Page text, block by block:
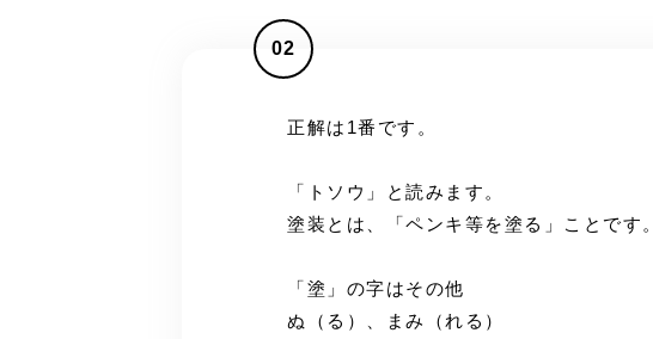
02
正解は1番です。
「トソウ」と読みます。
塗装とは、「ペンキ等を塗る」ことです。
「塗」の字はその他
ぬ（る）、まみ（れる）